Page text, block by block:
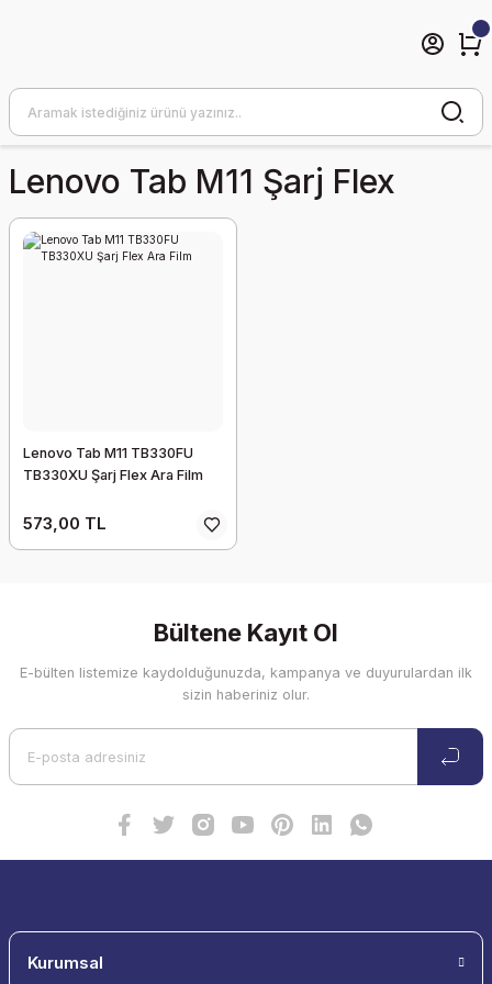
Lenovo Tab M11 Şarj Flex
Lenovo Tab M11 TB330FU
TB330XU Şarj Flex Ara Film
573,00 TL
Bültene Kayıt Ol
E-bülten listemize kaydolduğunuzda, kampanya ve duyurulardan ilk
sizin haberiniz olur.
Kurumsal